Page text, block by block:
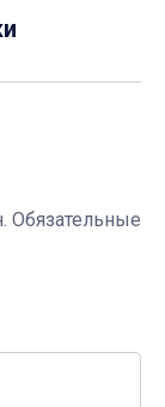
Обязательные